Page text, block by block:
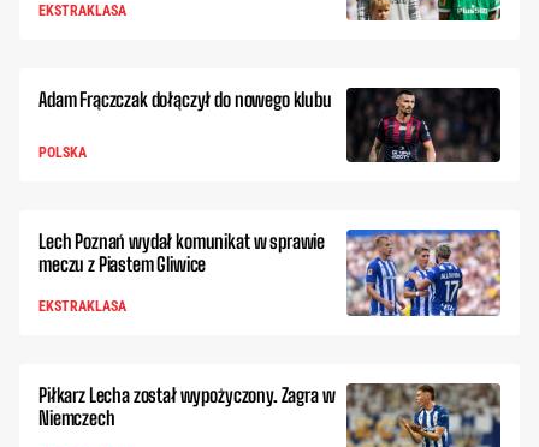
EKSTRAKLASA
Adam Frączczak dołączył do nowego klubu
POLSKA
Lech Poznań wydał komunikat w sprawie
meczu z Piastem Gliwice
EKSTRAKLASA
Piłkarz Lecha został wypożyczony. Zagra w
Niemczech